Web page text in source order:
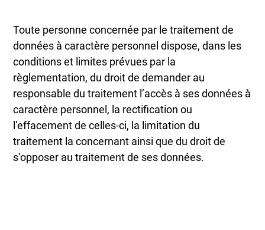
Toute personne concernée par le traitement de
données à caractère personnel dispose, dans les
conditions et limites prévues par la
règlementation, du droit de demander au
responsable du traitement l’accès à ses données à
caractère personnel, la rectification ou
l’effacement de celles-ci, la limitation du
traitement la concernant ainsi que du droit de
s’opposer au traitement de ses données.